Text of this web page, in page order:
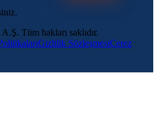
Tüm hakları saklıdır.
Gizlilik SözleşmesiÇerez